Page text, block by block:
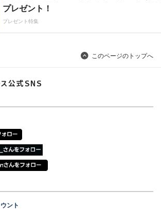
プレゼント！
プレゼント特集
このページのトップへ
ント